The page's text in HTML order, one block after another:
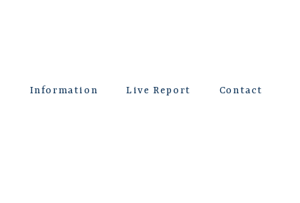
Information Live Report Contact